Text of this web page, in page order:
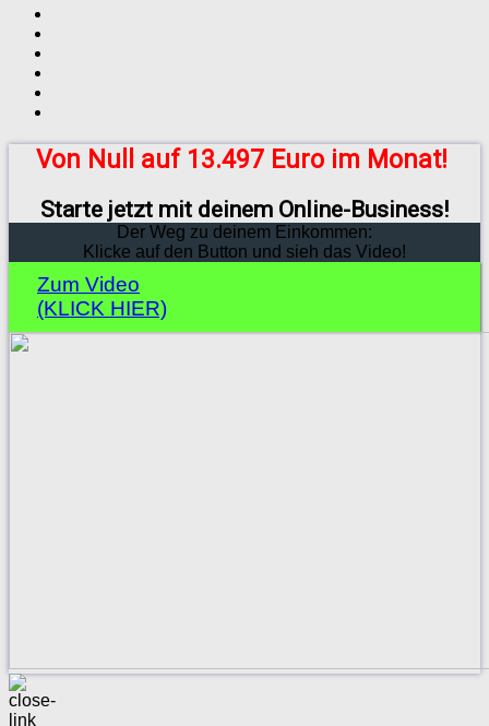
Von Null auf 13.497 Euro im Monat!
Starte jetzt mit deinem Online-Business!
Der Weg zu deinem Einkommen:
Klicke auf den Button und sieh das Video!
Zum Video
(KLICK HIER)